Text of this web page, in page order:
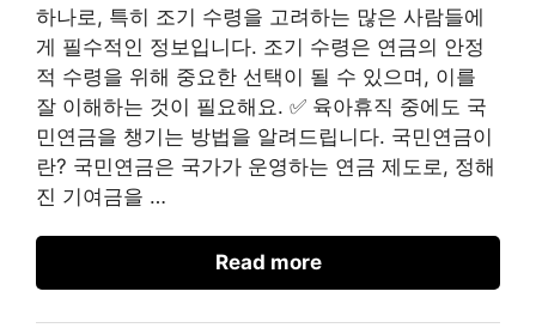
하나로, 특히 조기 수령을 고려하는 많은 사람들에
게 필수적인 정보입니다. 조기 수령은 연금의 안정
적 수령을 위해 중요한 선택이 될 수 있으며, 이를
잘 이해하는 것이 필요해요. ✅ 육아휴직 중에도 국
민연금을 챙기는 방법을 알려드립니다. 국민연금이
란? 국민연금은 국가가 운영하는 연금 제도로, 정해
진 기여금을 …
Read more